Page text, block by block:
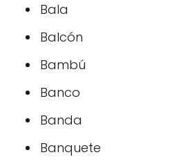
Bala
Balcón
Bambú
Banco
Banda
Banquete